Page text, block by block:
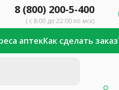
8 (800) 200-5-400
( с 8:00 до 22:00 по мск)
аптекКак сделать